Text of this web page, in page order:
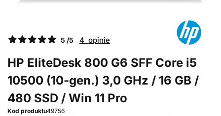
5 /5 4 opinie
HP EliteDesk 800 G6 SFF Core i5
10500 (10-gen.) 3,0 GHz / 16 GB /
480 SSD / Win 11 Pro
Kod produktu49756